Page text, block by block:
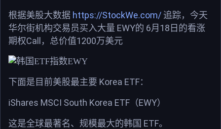
根据美股大数据 https://StockWe.com/ 追踪，今天
华尔街机构交易员买入大量 EWY的 6月 18 日的看涨
期权Call ，总价值1200万美元
下面是目前美股最主要 Korea ETF：
iShares MSCI South Korea ETF （EWY）
这是全球最著名、规模最大的韩国 ETF。